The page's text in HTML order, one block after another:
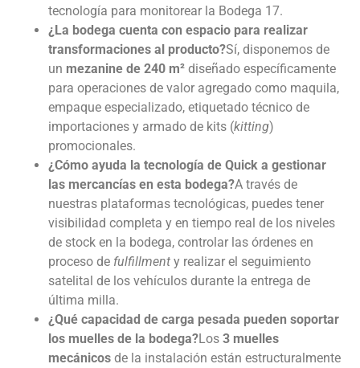
tecnología para monitorear la Bodega 17.
¿La bodega cuenta con espacio para realizar
transformaciones al producto?Sí, disponemos de
un mezanine de 240 m² diseñado específicamente
para operaciones de valor agregado como maquila,
empaque especializado, etiquetado técnico de
importaciones y armado de kits (kitting)
promocionales.
¿Cómo ayuda la tecnología de Quick a gestionar
las mercancías en esta bodega?A través de
nuestras plataformas tecnológicas, puedes tener
visibilidad completa y en tiempo real de los niveles
de stock en la bodega, controlar las órdenes en
proceso de fulfillment y realizar el seguimiento
satelital de los vehículos durante la entrega de
última milla.
¿Qué capacidad de carga pesada pueden soportar
los muelles de la bodega?Los 3 muelles
mecánicos de la instalación están estructuralmente